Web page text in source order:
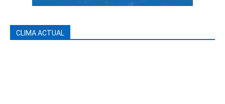
CLIMA ACTUAL